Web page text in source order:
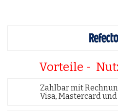
Vorteile -
Zahlbar mit
Visa, Mastercard und